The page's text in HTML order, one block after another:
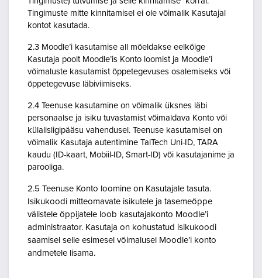
Tingimuste mitte kinnitamisel ei ole võimalik Kasutajal
kontot kasutada.
2.3 Moodle’i kasutamise all mõeldakse eelkõige
Kasutaja poolt Moodle’is Konto loomist ja Moodle’i
võimaluste kasutamist õppetegevuses osalemiseks või
õppetegevuse läbiviimiseks.
2.4 Teenuse kasutamine on võimalik üksnes läbi
personaalse ja isiku tuvastamist võimaldava Konto või
külalisligipääsu vahendusel. Teenuse kasutamisel on
võimalik Kasutaja autentimine TalTech Uni-ID, TARA
kaudu (ID-kaart, Mobiil-ID, Smart-ID) või kasutajanime ja
parooliga.
2.5 Teenuse Konto loomine on Kasutajale tasuta.
Isikukoodi mitteomavate isikutele ja tasemeõppe
välistele õppijatele loob kasutajakonto Moodle’i
administraator. Kasutaja on kohustatud isikukoodi
saamisel selle esimesel võimalusel Moodle’i konto
andmetele lisama.